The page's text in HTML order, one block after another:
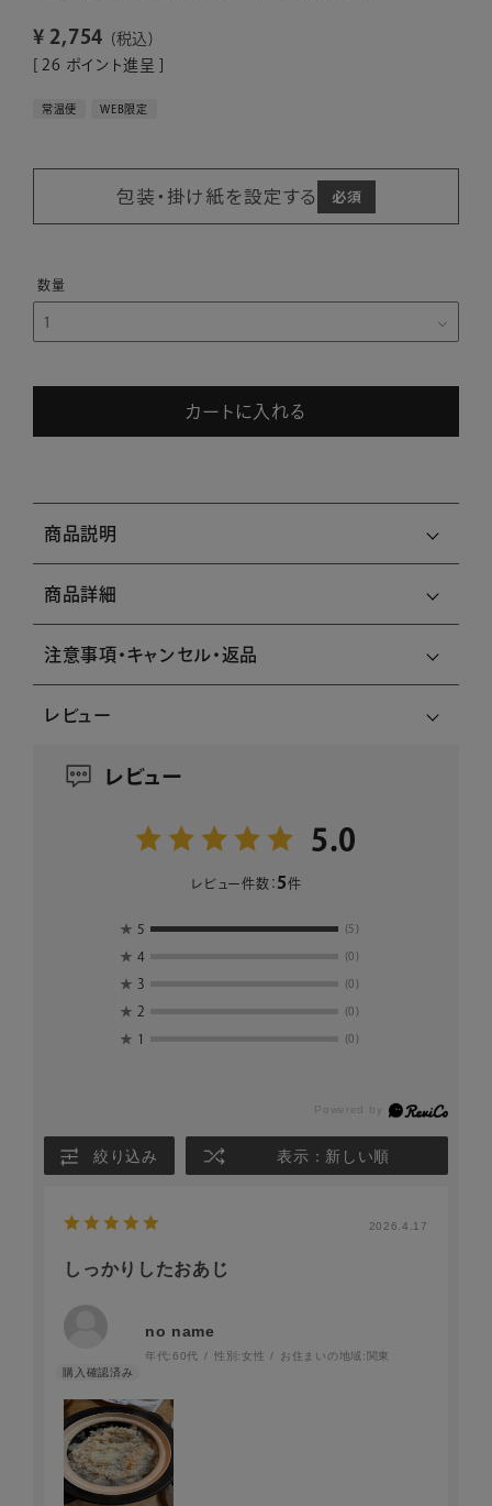
¥ 2,754
税込
26 ポイント進呈 ]
常温便 WEB限定
包装・掛け紙を設定する
カートに入れる
商品説明
商品詳細
注意事項・キャンセル・返品
レビュー
レビュー
5.0
レビュー件数： 5件
★ 5 (5)
★ 4 (0)
★ 3 (0)
★ 2 (0)
★ 1 (0)
絞り込み 表示：新しい順
2026.4.17
しっかりしたおあじ
no name
年代:60代 性別:女性 お住まいの地域: 関東